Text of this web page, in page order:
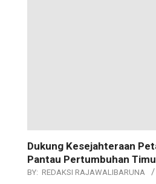
Dukung Kesejahteraan
Pantau Pertumbuhan
BY: REDAKSI RAJAWALIBARUNA